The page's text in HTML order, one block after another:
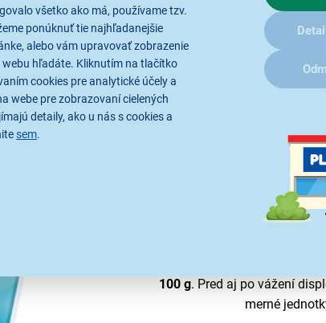
všetko ako má, používame tzv.
ponúknuť tie najhľadanejšie
alebo vám upravovať zobrazenie
hľadáte. Kliknutím na tlačítko
cookies pre analytické účely a
webe pre zobrazovaní cielených
detaily, ako u nás s cookies a
sem.
Postavte sa na váhu a
100 g. Pred aj po vážení
merné